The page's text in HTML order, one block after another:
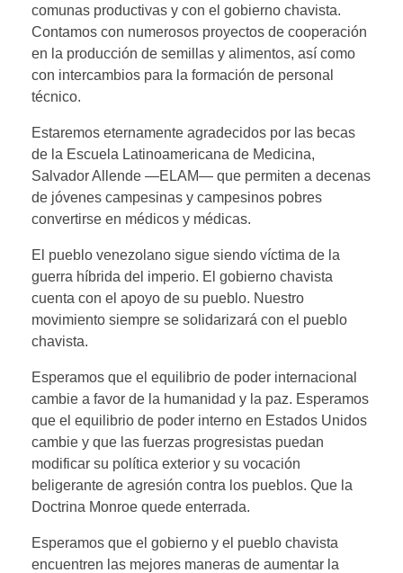
comunas productivas y con el gobierno chavista.
Contamos con numerosos proyectos de cooperación
en la producción de semillas y alimentos, así como
con intercambios para la formación de personal
técnico.
Estaremos eternamente agradecidos por las becas
de la Escuela Latinoamericana de Medicina,
Salvador Allende —ELAM— que permiten a decenas
de jóvenes campesinas y campesinos pobres
convertirse en médicos y médicas.
El pueblo venezolano sigue siendo víctima de la
guerra híbrida del imperio. El gobierno chavista
cuenta con el apoyo de su pueblo. Nuestro
movimiento siempre se solidarizará con el pueblo
chavista.
Esperamos que el equilibrio de poder internacional
cambie a favor de la humanidad y la paz. Esperamos
que el equilibrio de poder interno en Estados Unidos
cambie y que las fuerzas progresistas puedan
modificar su política exterior y su vocación
beligerante de agresión contra los pueblos. Que la
Doctrina Monroe quede enterrada.
Esperamos que el gobierno y el pueblo chavista
encuentren las mejores maneras de aumentar la